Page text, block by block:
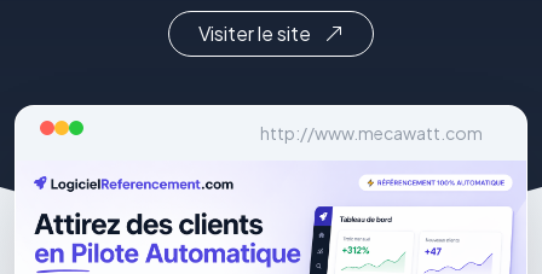
Visiter le site
http://www.mecawatt.com